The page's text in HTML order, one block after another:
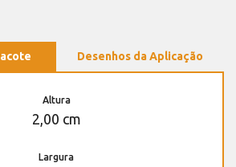
Desenhos da Aplicação
Altura
2,00 cm
Largura